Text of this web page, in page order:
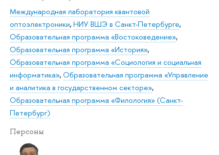
Международная лаборатория квантовой
оптоэлектроники,НИУ ВШЭ в Санкт-Петербурге,
Образовательная программа «Востоковедение»,
Образовательная программа «История»,
Образовательная программа «Социология и социальная
информатика»,Образовательная программа «Управление
и аналитика в государственном секторе»,
Образовательная программа «Филология» (Санкт-
Петербург)
Персоны